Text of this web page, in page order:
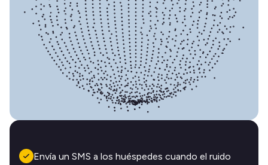
Envía un SMS a los huéspedes cuando el ruido